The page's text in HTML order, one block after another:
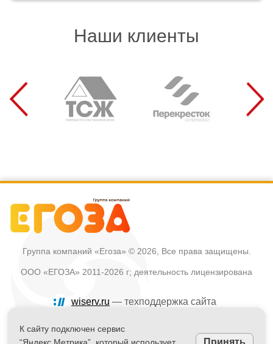
Наши клиенты
Группа компаний «Егоза» © 2026, Все права защищены.
ООО «ЕГОЗА» 2011-2026 г; деятельность лицензирована
wiserv.ru — техподдержка сайта
Политика в отношении обработки персональных данных
К сайту подключен сервис
Принять